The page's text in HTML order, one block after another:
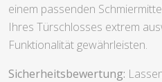
einem passenden
Ihres Türschlosses extrem
Funktionalität gewährleisten.
Sicherheitsbewertung: